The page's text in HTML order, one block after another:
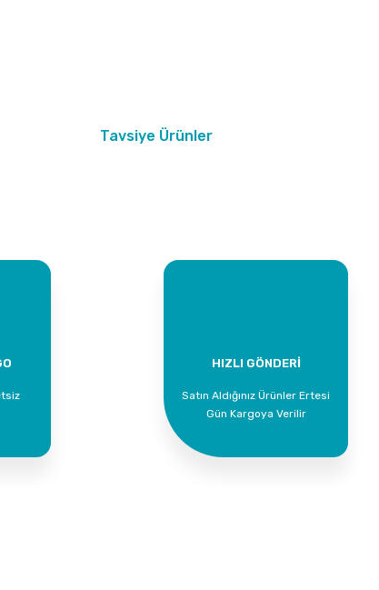
Tavsiye Ürünler
HIZLI GÖNDERİ
Satın Aldığınız Ürünler Ertesi
Gün Kargoya Verilir